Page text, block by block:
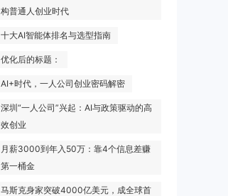
构普通人创业时代
十大AI智能体排名与选型指南
优化后的标题：
AI+时代，一人公司创业密码解密
深圳“一人公司”兴起：AI与政策驱动的高
效创业
月薪3000到年入50万：靠4个信息差赚
第一桶金
马斯克身家突破4000亿美元，成全球首